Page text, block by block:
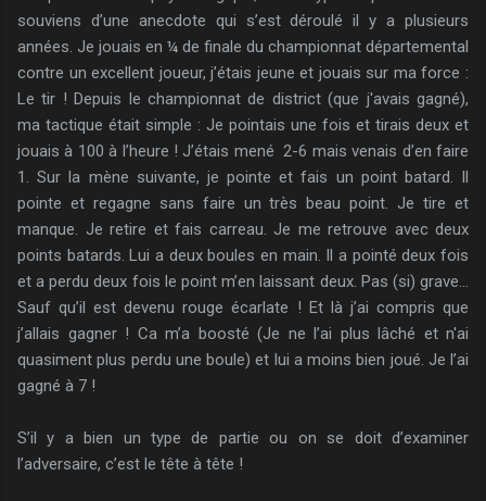
souviens d’une anecdote qui s’est déroulé il y a plusieurs
années. Je jouais en ¼ de finale du championnat départemental
contre un excellent joueur, j’étais jeune et jouais sur ma force :
Le tir ! Depuis le championnat de district (que j'avais gagné),
ma tactique était simple : Je pointais une fois et tirais deux et
jouais à 100 à l’heure ! J’étais mené 2-6 mais venais d’en faire
1. Sur la mène suivante, je pointe et fais un point batard. Il
pointe et regagne sans faire un très beau point. Je tire et
manque. Je retire et fais carreau. Je me retrouve avec deux
points batards. Lui a deux boules en main. Il a pointé deux fois
et a perdu deux fois le point m’en laissant deux. Pas (si) grave…
Sauf qu’il est devenu rouge écarlate ! Et là j’ai compris que
j’allais gagner ! Ca m’a boosté (Je ne l’ai plus lâché et n'ai
quasiment plus perdu une boule) et lui a moins bien joué. Je l’ai
gagné à 7 !
S’il y a bien un type de partie ou on se doit d’examiner
l’adversaire, c’est le tête à tête !